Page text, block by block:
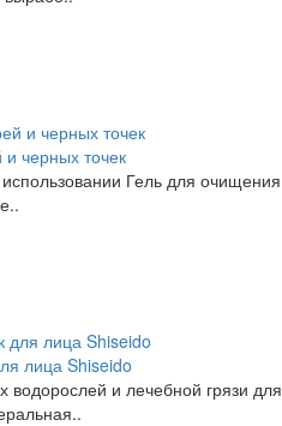
черных точек
Гель для очищения
лица Shiseido
водорослей и лечебной грязи для